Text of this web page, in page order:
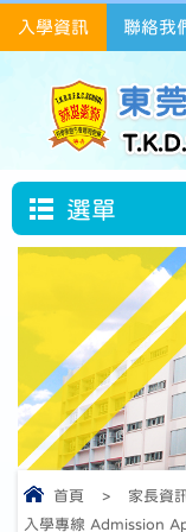
東
入學資訊 聯絡我
選單
首頁 > 家長資
入學專線 Admission